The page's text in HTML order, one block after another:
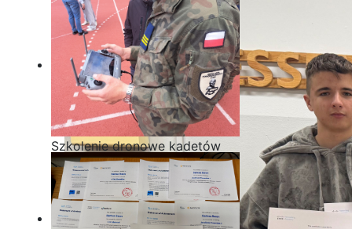
Szkolenie dronowe kadetów
OPW w Staszicu